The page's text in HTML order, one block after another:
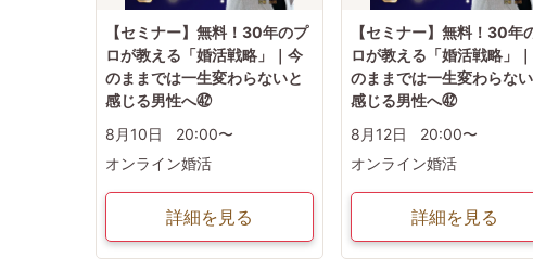
【セミナー】無料！30年のプ
ロが教える「婚活戦略」｜今
のままでは一生変わらないと
感じる男性へ㊷
8月10日
20:00〜
オンライン婚活
詳細を見る
【セミナー】無料！30年
ロが教える「婚活戦略」
のままでは一生変わらな
感じる男性へ㊷
8月12日
20:00〜
オンライン婚活
詳細を見る